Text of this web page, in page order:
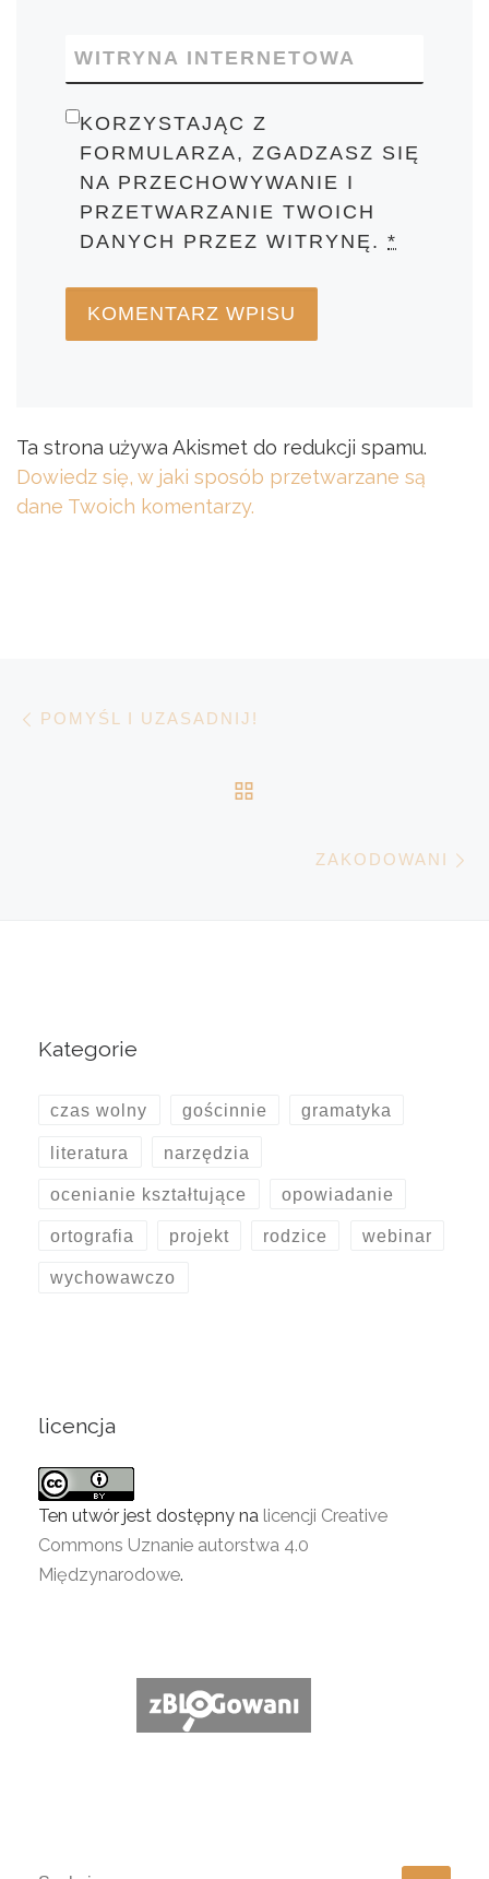
WITRYNA INTERNETOWA
KORZYSTAJĄC Z
FORMULARZA, ZGADZASZ SIĘ
NA PRZECHOWYWANIE I
PRZETWARZANIE TWOICH
DANYCH PRZEZ WITRYNĘ.*
Ta strona używa Akismet do redukcji spamu.
Dowiedz się, w jaki sposób przetwarzane są
dane Twoich komentarzy.
Nawigacja wpisu
POMYŚL I UZASADNIJ!
ZAKODOWANI
Kategorie
czas wolny gościnnie gramatyka
literatura narzędzia
ocenianie kształtujące opowiadanie
ortografia projekt rodzice webinar
wychowawczo
licencja
Ten utwór jest dostępny na licencji Creative
Commons Uznanie autorstwa 4.0
Międzynarodowe.